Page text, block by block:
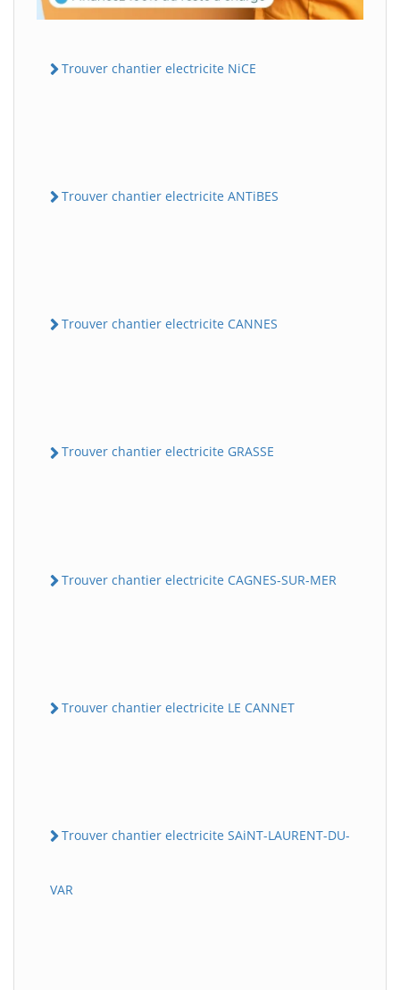
Trouver chantier electricite NiCE
Trouver chantier electricite ANTiBES
Trouver chantier electricite CANNES
Trouver chantier electricite GRASSE
Trouver chantier electricite CAGNES-SUR-MER
Trouver chantier electricite LE CANNET
Trouver chantier electricite SAiNT-LAURENT-DU-
VAR